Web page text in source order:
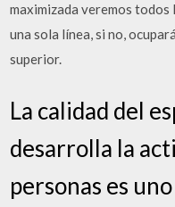
maximizada veremos todos
una sola línea, si no,
superior.
La calidad del
desarrolla la
personas es